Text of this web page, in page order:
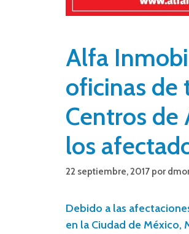
Alfa
oficinas de
Centros de
los
22 septiembre, 2017 por
Debido a las
en la Ciudad de México,